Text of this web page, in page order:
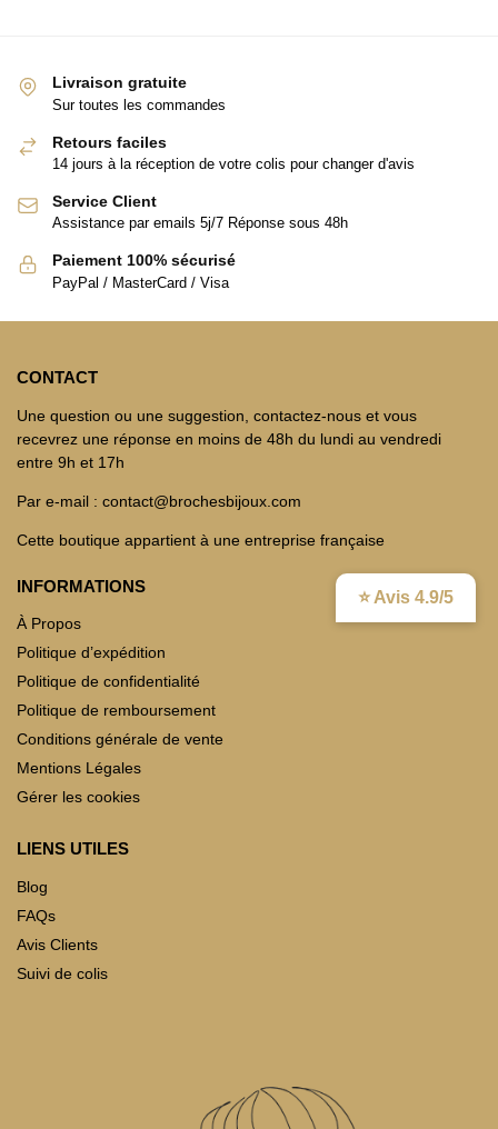
⭐ Avis 4.9/5
Livraison gratuite
Sur toutes les commandes
Retours faciles
14 jours à la réception de votre colis pour changer d'avis
Service Client
Assistance par emails 5j/7 Réponse sous 48h
Paiement 100% sécurisé
PayPal / MasterCard / Visa
CONTACT
Une question ou une suggestion, contactez-nous et vous
recevrez une réponse en moins de 48h du lundi au vendredi
entre 9h et 17h
Par e-mail : contact@brochesbijoux.com
Cette boutique appartient à une entreprise française
INFORMATIONS
À Propos
Politique d’expédition
Politique de confidentialité
Politique de remboursement
Conditions générale de vente
Mentions Légales
Gérer les cookies
LIENS UTILES
Blog
FAQs
Avis Clients
Suivi de colis